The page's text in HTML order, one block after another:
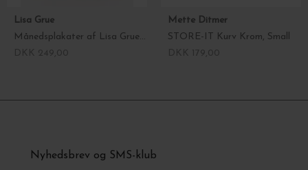
Lisa Grue
Månedsplakater af Lisa Grue, A3 - Vælg måned
Mette Ditmer
STORE-IT Kurv Krom, Small
Nyhedsbrev og SMS-klub